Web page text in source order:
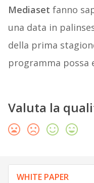
Mediaset fanno
una data in
della prima
programma possa
Valuta la
WHITE PAPER